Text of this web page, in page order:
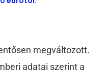
megváltozott.
adatai szerint a